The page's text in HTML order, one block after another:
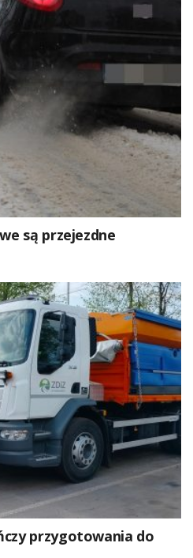
są przejezdne
przygotowania do